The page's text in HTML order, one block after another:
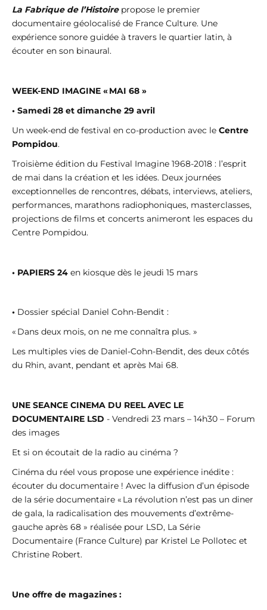
La Fabrique de l’Histoirepropose le premier
documentaire géolocalisé de France Culture. Une
expérience sonore guidée à travers le quartier latin, à
écouter en son binaural.
WEEK-END IMAGINE « MAI 68 »
• Samedi 28 et dimanche 29 avril
Un week-end de festival en co-production avec le Centre
Pompidou.
Troisième édition du Festival Imagine 1968-2018 : l’esprit
de mai dans la création et les idées. Deux journées
exceptionnelles de rencontres, débats, interviews, ateliers,
performances, marathons radiophoniques, masterclasses,
projections de films et concerts animeront les espaces du
Centre Pompidou.
• PAPIERS 24 en kiosque dès le jeudi 15 mars
• Dossier spécial Daniel Cohn-Bendit :
« Dans deux mois, on ne me connaîtra plus. »
Les multiples vies de Daniel-Cohn-Bendit, des deux côtés
du Rhin, avant, pendant et après Mai 68.
UNE SEANCE CINEMA DU REEL AVEC LE
DOCUMENTAIRE LSD - Vendredi 23 mars – 14h30 – Forum
des images
Et si on écoutait de la radio au cinéma ?
Cinéma du réel vous propose une expérience inédite :
écouter du documentaire ! Avec la diffusion d’un épisode
de la série documentaire « La révolution n’est pas un diner
de gala, la radicalisation des mouvements d’extrême-
gauche après 68 » réalisée pour LSD, La Série
Documentaire (France Culture) par Kristel Le Pollotec et
Christine Robert.
Une offre de magazines :